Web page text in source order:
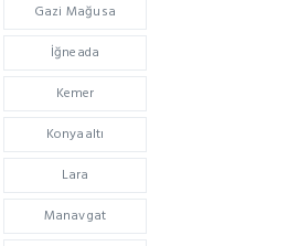
Gazi Mağusa
İğneada
Kemer
Konyaaltı
Lara
Manavgat